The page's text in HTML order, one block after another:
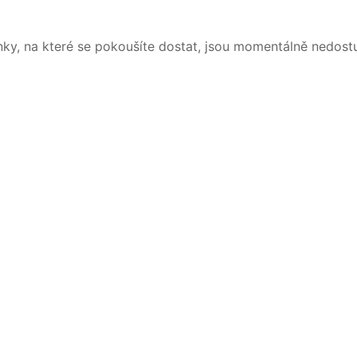
na které se pokoušíte dostat, jsou momentálně